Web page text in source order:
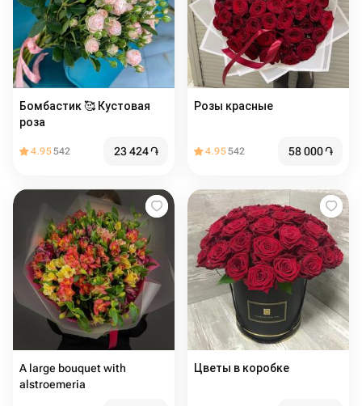
Бомбастик 🥰 Кустовая
роза
4.95542 23 424֏
Розы красные
4.95542 58 000֏
A large bouquet with
alstroemeria
Цветы в коробке